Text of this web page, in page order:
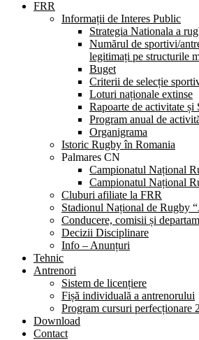
FRR
Informații de Interes Public
Strategia Nationala a
Numărul de sportivi/
legitimați pe structurile
Buget
Criterii de selecție
Loturi naționale extinse
Rapoarte de activitate
Program anual de
Organigrama
Istoric Rugby în Romania
Palmares CN
Campionatul Național
Campionatul Național
Cluburi afiliate la FRR
Stadionul Național de Rugby
Conducere, comisii și
Decizii Disciplinare
Info – Anunțuri
Tehnic
Antrenori
Sistem de licențiere
Fișă individuală a antrenorului
Program cursuri perfecționare
Download
Contact